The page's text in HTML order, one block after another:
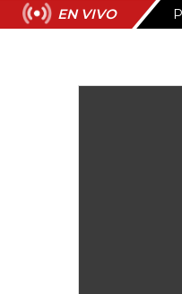
EN VIVO